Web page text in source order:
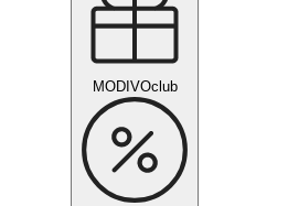
MODIVOclub